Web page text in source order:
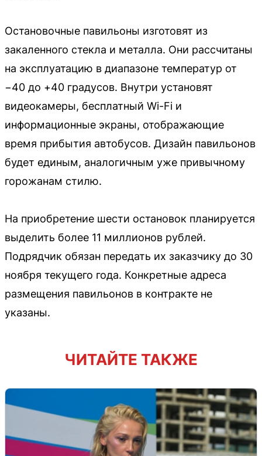
Остановочные павильоны изготовят из
закаленного стекла и металла. Они рассчитаны
на эксплуатацию в диапазоне температур от
−40 до +40 градусов. Внутри установят
видеокамеры, бесплатный Wi-Fi и
информационные экраны, отображающие
время прибытия автобусов. Дизайн павильонов
будет единым, аналогичным уже привычному
горожанам стилю.
На приобретение шести остановок планируется
выделить более 11 миллионов рублей.
Подрядчик обязан передать их заказчику до 30
ноября текущего года. Конкретные адреса
размещения павильонов в контракте не
указаны.
ЧИТАЙТЕ ТАКЖЕ